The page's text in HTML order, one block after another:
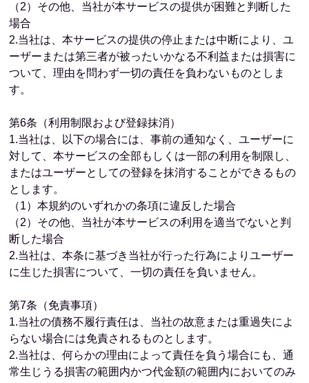
（2）その他、当社が本サービスの提供が困難と判断した
場合
2.当社は、本サービスの提供の停止または中断により、ユ
ーザーまたは第三者が被ったいかなる不利益または損害に
ついて、理由を問わず一切の責任を負わないものとしま
す。
第6条（利用制限および登録抹消）
1.当社は、以下の場合には、事前の通知なく、ユーザーに
対して、本サービスの全部もしくは一部の利用を制限し、
またはユーザーとしての登録を抹消することができるもの
とします。
（1）本規約のいずれかの条項に違反した場合
（2）その他、当社が本サービスの利用を適当でないと判
断した場合
2.当社は、本条に基づき当社が行った行為によりユーザー
に生じた損害について、一切の責任を負いません。
第7条（免責事項）
1.当社の債務不履行責任は、当社の故意または重過失によ
らない場合には免責されるものとします。
2.当社は、何らかの理由によって責任を負う場合にも、通
常生じうる損害の範囲内かつ代金額の範囲内においてのみ